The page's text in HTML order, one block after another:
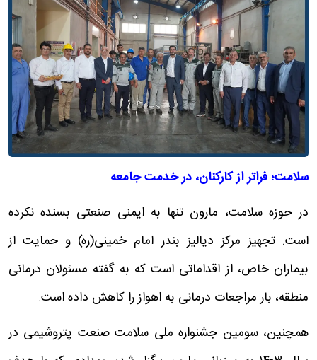
سلامت؛ فراتر از کارکنان، در خدمت جامعه
در حوزه سلامت، مارون تنها به ایمنی صنعتی بسنده نکرده
است. تجهیز مرکز دیالیز بندر امام خمینی(ره) و حمایت از
بیماران خاص، از اقداماتی است که به گفته مسئولان درمانی
منطقه، بار مراجعات درمانی به اهواز را کاهش داده است.
همچنین، سومین جشنواره ملی سلامت صنعت پتروشیمی در